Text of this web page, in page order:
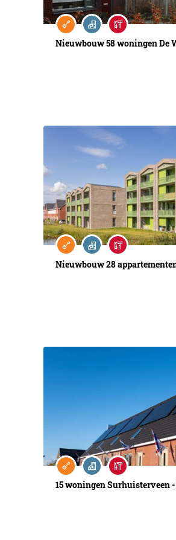
Nieuwbouw 58 woningen De
Nieuwbouw 28
15 woningen Surhuisterveen